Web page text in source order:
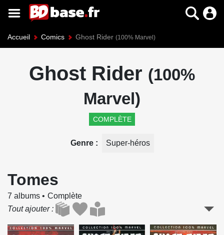
Accueil Comics Ghost Rider (100% Marvel)
Ghost Rider (100%
Marvel)
COMPLÈTE
Genre Super-héros
Tomes
7 albums
Complète
Tout ajouter